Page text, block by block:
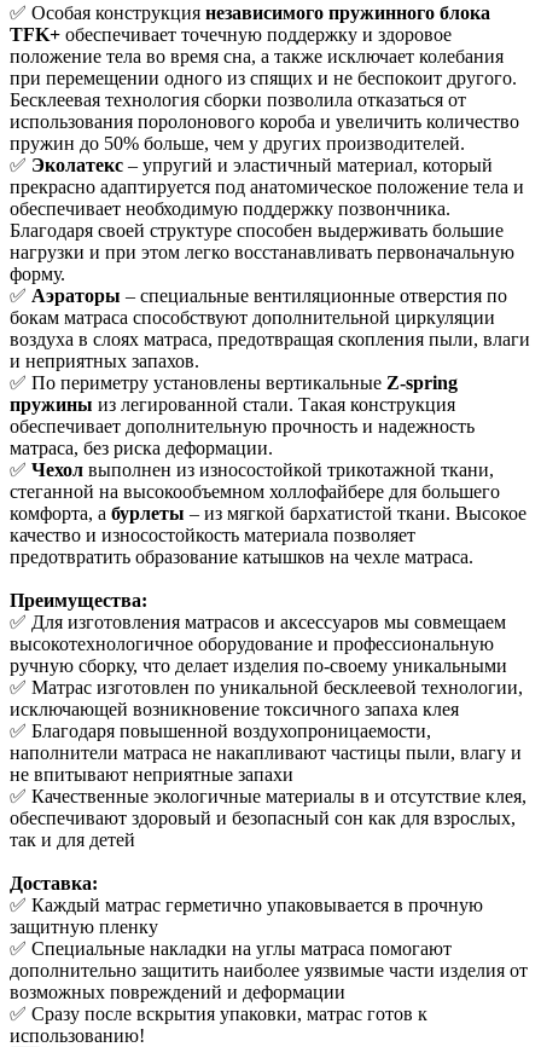
✅ Особая конструкция независимого пружинного блока
TFK+ обеспечивает точечную поддержку и здоровое
положение тела во время сна, а также исключает колебания
при перемещении одного из спящих и не беспокоит другого.
Бесклеевая технология сборки позволила отказаться от
использования поролонового короба и увеличить количество
пружин до 50% больше, чем у других производителей.
✅ Эколатекс – упругий и эластичный материал, который
прекрасно адаптируется под анатомическое положение тела и
обеспечивает необходимую поддержку позвончника.
Благодаря своей структуре способен выдерживать большие
нагрузки и при этом легко восстанавливать первоначальную
форму.
✅ Аэраторы – специальные вентиляционные отверстия по
бокам матраса способствуют дополнительной циркуляции
воздуха в слоях матраса, предотвращая скопления пыли, влаги
и неприятных запахов.
✅ По периметру установлены вертикальные Z-spring
пружины из легированной стали. Такая конструкция
обеспечивает дополнительную прочность и надежность
матраса, без риска деформации.
✅ Чехол выполнен из износостойкой трикотажной ткани,
стеганной на высокообъемном холлофайбере для большего
комфорта, а бурлеты – из мягкой бархатистой ткани. Высокое
качество и износостойкость материала позволяет
предотвратить образование катышков на чехле матраса.
Преимущества:
✅ Для изготовления матрасов и аксессуаров мы совмещаем
высокотехнологичное оборудование и профессиональную
ручную сборку, что делает изделия по-своему уникальными
✅ Матрас изготовлен по уникальной бесклеевой технологии,
исключающей возникновение токсичного запаха клея
✅ Благодаря повышенной воздухопроницаемости,
наполнители матраса не накапливают частицы пыли, влагу и
не впитывают неприятные запахи
✅ Качественные экологичные материалы в и отсутствие клея,
обеспечивают здоровый и безопасный сон как для взрослых,
так и для детей
Доставка:
✅ Каждый матрас герметично упаковывается в прочную
защитную пленку
✅ Специальные накладки на углы матраса помогают
дополнительно защитить наиболее уязвимые части изделия от
возможных повреждений и деформации
✅ Сразу после вскрытия упаковки, матрас готов к
использованию!